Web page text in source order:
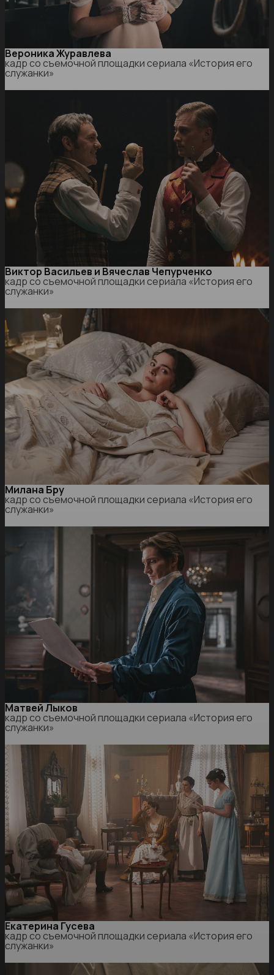
Вероника Журавлева
кадр со съемочной площадки сериала «История его
служанки»
Виктор Васильев и Вячеслав Чепурченко
кадр со съемочной площадки сериала «История его
служанки»
Милана Бру
кадр со съемочной площадки сериала «История его
служанки»
Матвей Лыков
кадр со съемочной площадки сериала «История его
служанки»
Екатерина Гусева
кадр со съемочной площадки сериала «История его
служанки»